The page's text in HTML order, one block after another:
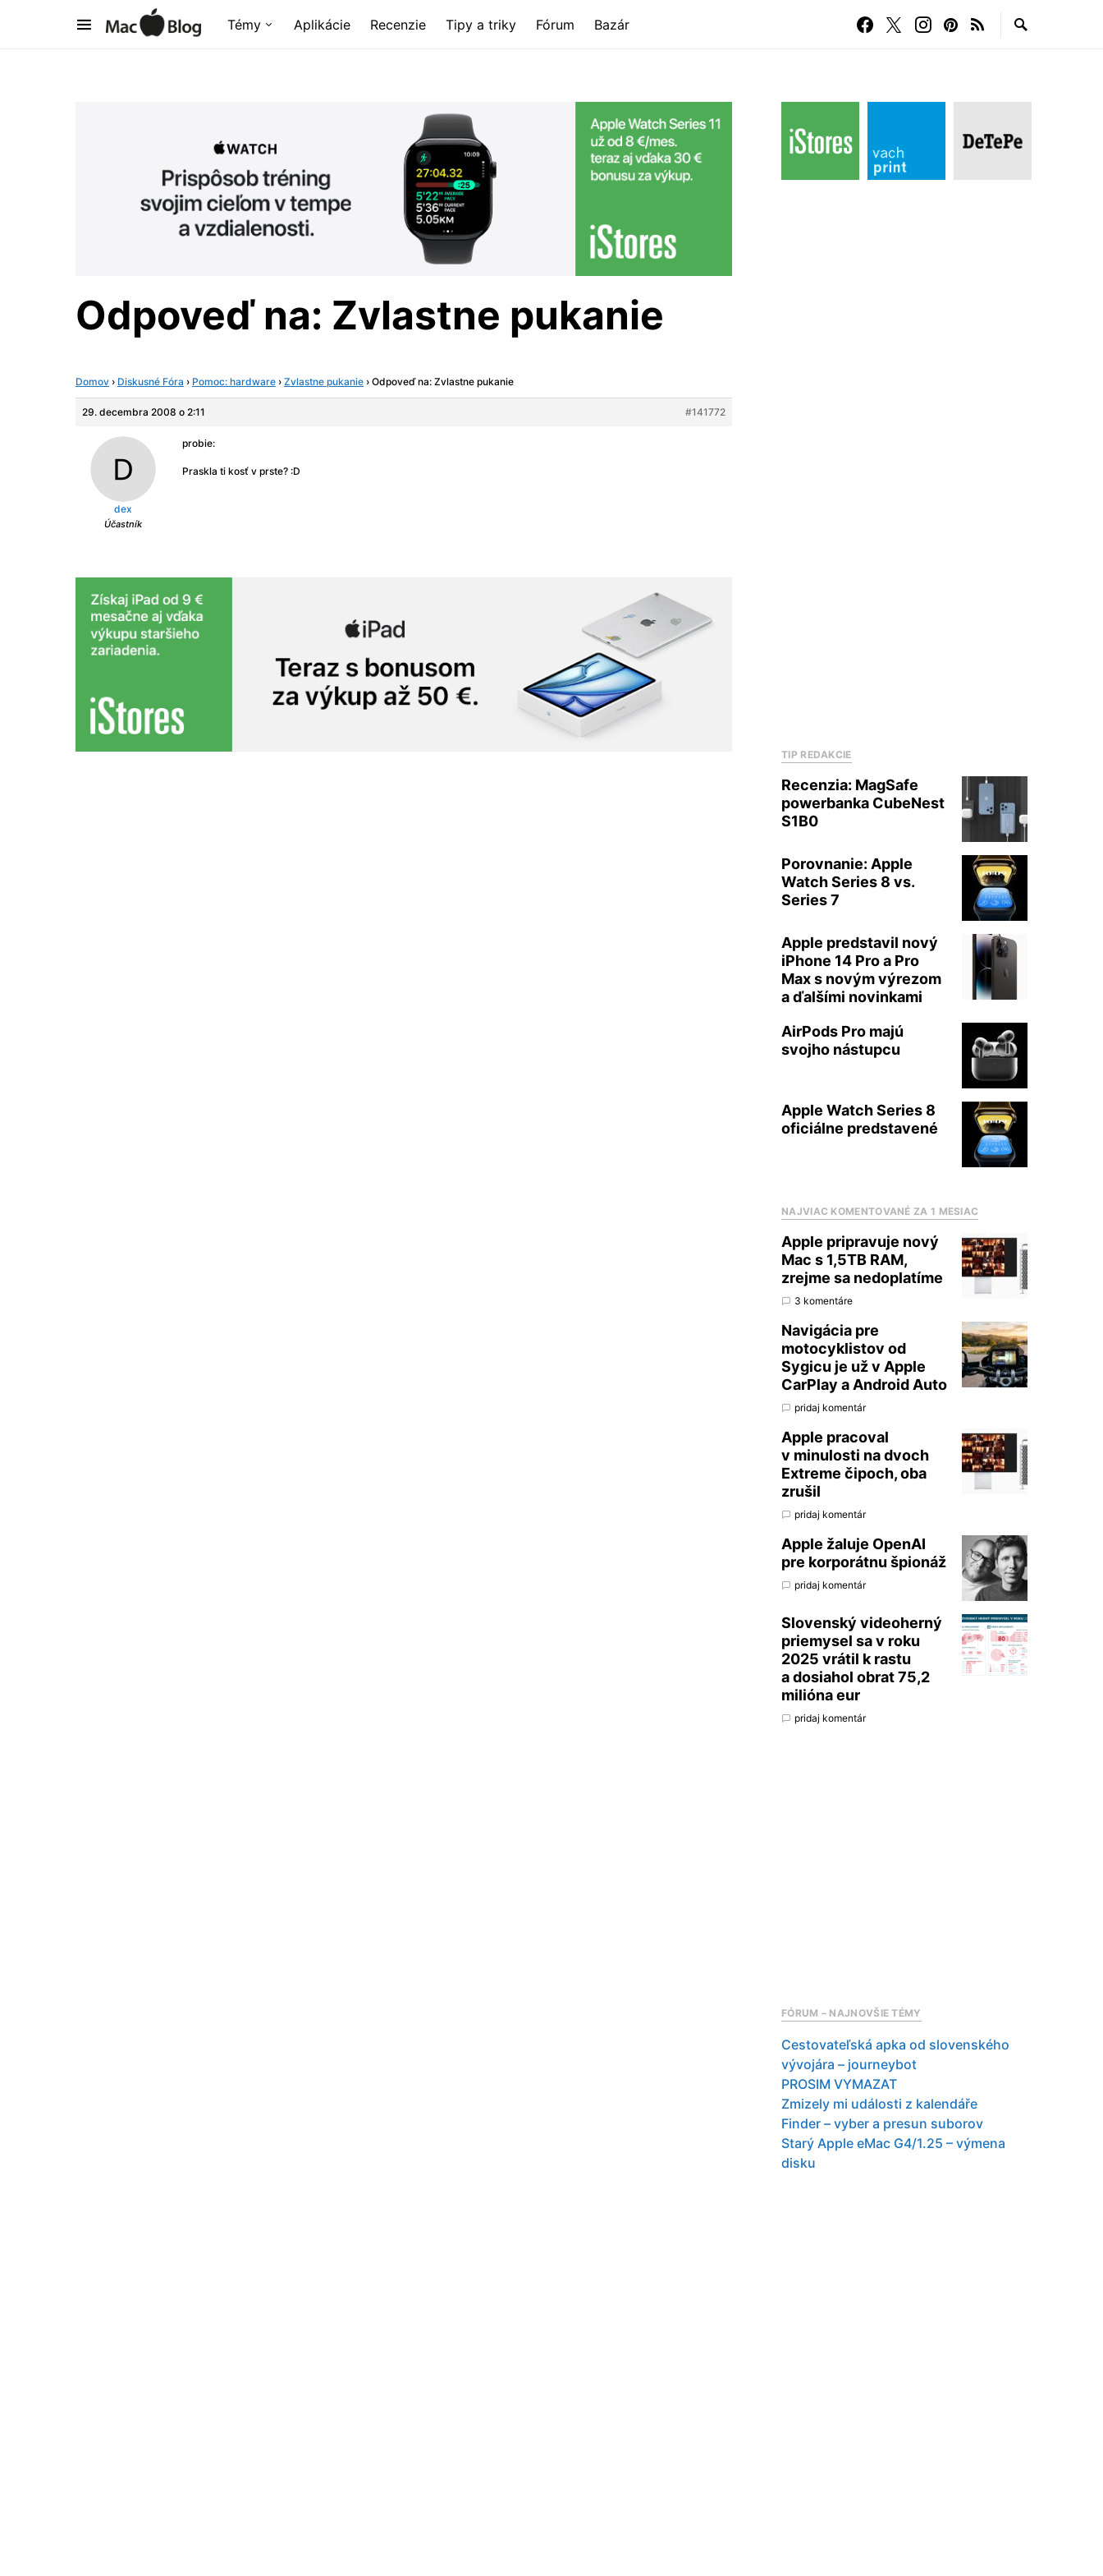
Témy Aplikácie Recenzie Tipy a triky Fórum Bazár
Odpoveď na: Zvlastne pukanie
Domov › Diskusné Fóra › Pomoc: hardware › Zvlastne pukanie › Odpoveď na: Zvlastne pukanie
29. decembra 2008 o 2:11 #141772
dex
Účastník
probie:
Praskla ti kosť v prste? :D
TIP REDAKCIE
Recenzia: MagSafe
powerbanka CubeNest
S1B0
Porovnanie: Apple
Watch Series 8 vs.
Series 7
Apple predstavil nový
iPhone 14 Pro a Pro
Max s novým výrezom
a ďalšími novinkami
AirPods Pro majú
svojho nástupcu
Apple Watch Series 8
oficiálne predstavené
NAJVIAC KOMENTOVANÉ ZA 1 MESIAC
Apple pripravuje nový
Mac s 1,5TB RAM,
zrejme sa nedoplatíme
3 komentáre
Navigácia pre
motocyklistov od
Sygicu je už v Apple
CarPlay a Android Auto
pridaj komentár
Apple pracoval
v minulosti na dvoch
Extreme čipoch, oba
zrušil
pridaj komentár
Apple žaluje OpenAI
pre korporátnu špionáž
pridaj komentár
Slovenský videoherný
priemysel sa v roku
2025 vrátil k rastu
a dosiahol obrat 75,2
milióna eur
pridaj komentár
FÓRUM – NAJNOVŠIE TÉMY
Cestovateľská apka od slovenského
vývojára – journeybot
PROSIM VYMAZAT
Zmizely mi události z kalendáře
Finder – vyber a presun suborov
Starý Apple eMac G4/1.25 – výmena
disku